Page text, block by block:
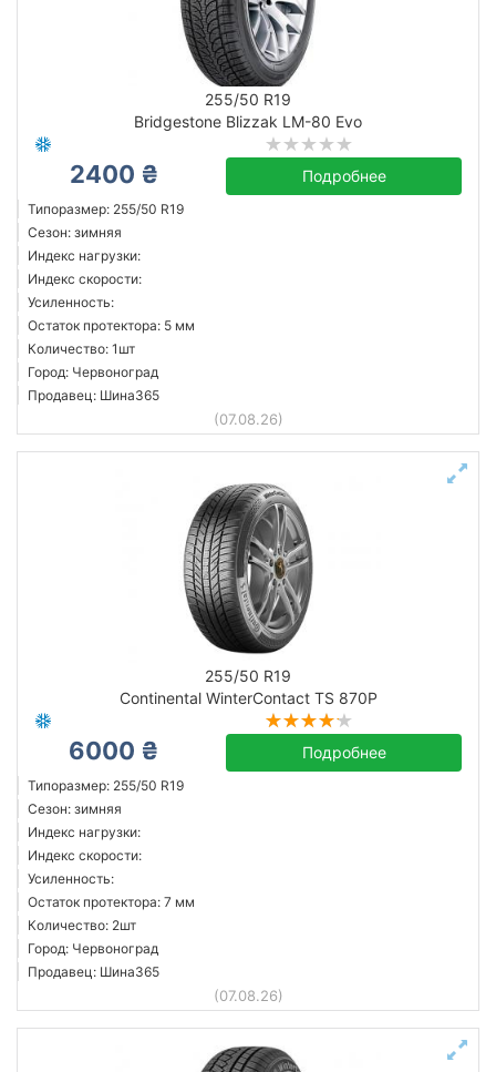
255/50 R19
Bridgestone Blizzak LM-80 Evo
2400 ₴ Подробнее
Типоразмер: 255/50 R19
Сезон: зимняя
Индекс нагрузки:
Индекс скорости:
Усиленность:
Остаток протектора: 5 мм
Количество: 1шт
Город: Червоноград
Продавец: Шина365
(07.08.26)
255/50 R19
Continental WinterContact TS 870P
6000 ₴ Подробнее
Типоразмер: 255/50 R19
Сезон: зимняя
Индекс нагрузки:
Индекс скорости:
Усиленность:
Остаток протектора: 7 мм
Количество: 2шт
Город: Червоноград
Продавец: Шина365
(07.08.26)